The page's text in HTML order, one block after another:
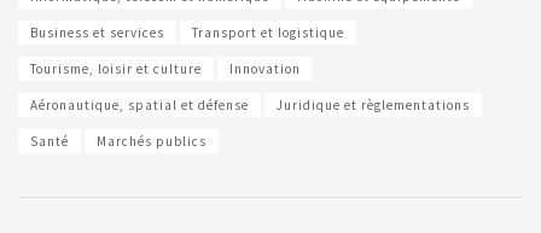
Business et services Transport et logistique
Tourisme, loisir et culture Innovation
Aéronautique, spatial et défense Juridique et règlementations
Santé Marchés publics